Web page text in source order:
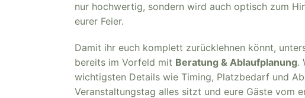
nur hochwertig, sondern wird auch optisch zum
eurer Feier.
Damit ihr euch komplett zurücklehnen könnt,
bereits im Vorfeld mit Beratung & Ablaufplanung.
wichtigsten Details wie Timing, Platzbedarf und
Veranstaltungstag alles sitzt und eure Gäste vom